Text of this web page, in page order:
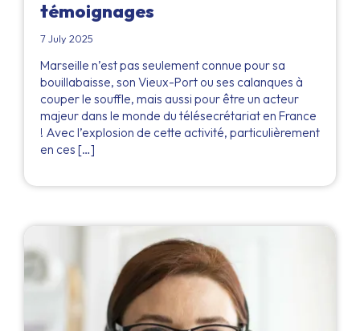
témoignages
7 July 2025
Marseille n’est pas seulement connue pour sa
bouillabaisse, son Vieux-Port ou ses calanques à
couper le souffle, mais aussi pour être un acteur
majeur dans le monde du télésecrétariat en France
! Avec l’explosion de cette activité, particulièrement
en ces […]